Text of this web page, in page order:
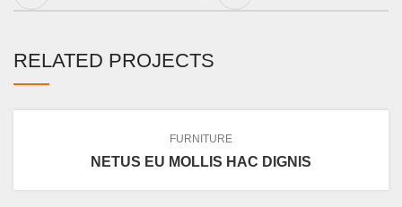
RELATED PROJECTS
FURNITURE
NETUS EU MOLLIS HAC DIGNIS